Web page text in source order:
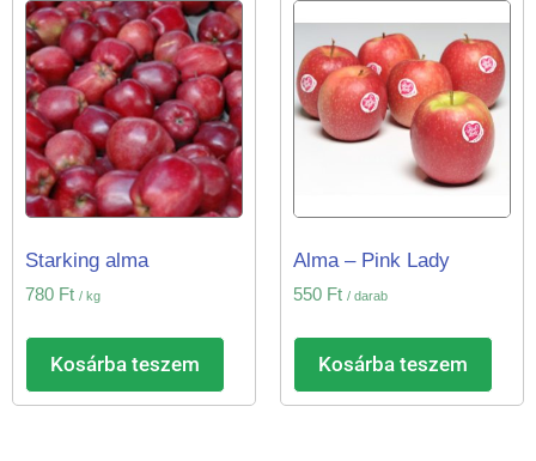
Starking alma
780 Ft / kg
Kosárba teszem
Alma – Pink Lady
550 Ft / darab
Kosárba teszem